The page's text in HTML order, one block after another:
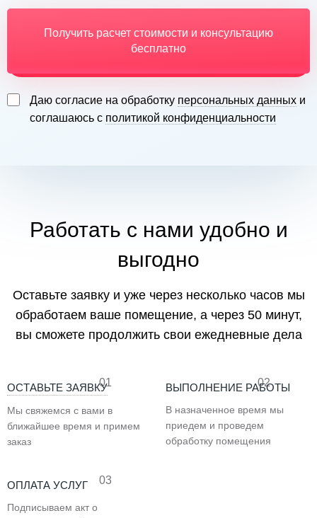
Получить расчет стоимости и консультацию
бесплатно
Даю согласие на обработку персональных данных и
соглашаюсь с политикой конфиденциальности
Работать с нами удобно и
выгодно
Оставьте заявку и уже через несколько часов мы
обработаем ваше помещение, а через 50 минут,
вы сможете продолжить свои ежедневные дела
01
ОСТАВЬТЕ ЗАЯВКУ
Мы свяжемся с вами в
ближайшее время и примем
заказ
02
ВЫПОЛНЕНИЕ РАБОТЫ
В назначенное время мы
приедем и проведем
обработку помещения
03
ОПЛАТА УСЛУГ
Подписываем акт о